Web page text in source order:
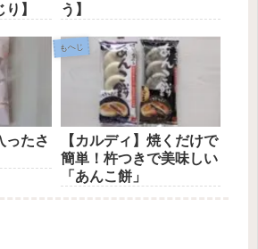
】
う】
ったさ
もへじ
【カルディ】焼くだけで
簡単！杵つきで美味しい
「あんこ餅」